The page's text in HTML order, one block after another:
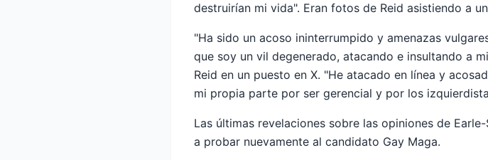
destruirían mi vida". Eran fotos de Reid asistiendo a
"Ha sido un acoso ininterrumpido y amenazas
que soy un vil degenerado, atacando e insultando a
Reid en un puesto en X. "He atacado en línea y
mi propia parte por ser gerencial y por los
Las últimas revelaciones sobre las opiniones de
a probar nuevamente al candidato Gay Maga.